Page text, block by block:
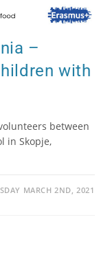
–
with
between
in Skopje,
MARCH 2ND, 2021